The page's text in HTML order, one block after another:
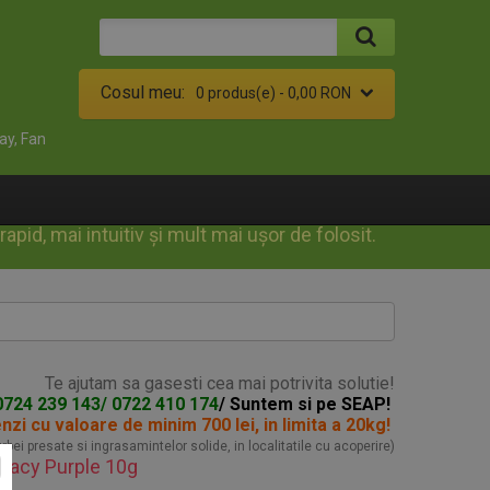
Cosul meu: 0 produs(e) - 0,00 RON
Fan
mai intuitiv și mult mai ușor de folosit.
Te ajutam sa gasesti cea mai potrivita solutie!
239 143/ 0722 410 174/ Suntem si pe SEAP!
cu valoare de minim 700 lei, in limita a 20kg!
presate si ingrasamintelor solide, in localitatile cu acoperire)
Purple 10g